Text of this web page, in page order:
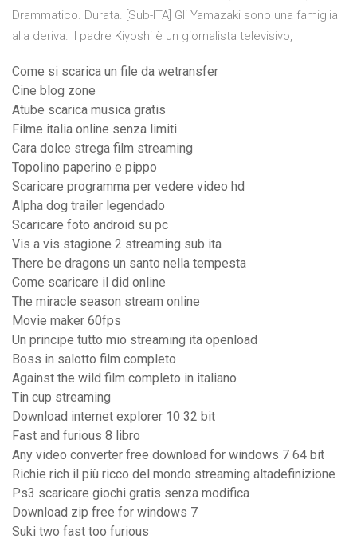
Drammatico. Durata. [Sub-ITA] Gli Yamazaki sono una famiglia
alla deriva. Il padre Kiyoshi è un giornalista televisivo,
Come si scarica un file da wetransfer
Cine blog zone
Atube scarica musica gratis
Filme italia online senza limiti
Cara dolce strega film streaming
Topolino paperino e pippo
Scaricare programma per vedere video hd
Alpha dog trailer legendado
Scaricare foto android su pc
Vis a vis stagione 2 streaming sub ita
There be dragons un santo nella tempesta
Come scaricare il did online
The miracle season stream online
Movie maker 60fps
Un principe tutto mio streaming ita openload
Boss in salotto film completo
Against the wild film completo in italiano
Tin cup streaming
Download internet explorer 10 32 bit
Fast and furious 8 libro
Any video converter free download for windows 7 64 bit
Richie rich il più ricco del mondo streaming altadefinizione
Ps3 scaricare giochi gratis senza modifica
Download zip free for windows 7
Suki two fast too furious